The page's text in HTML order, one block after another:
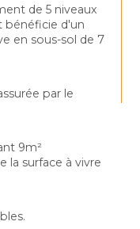
de 5 niveaux
bénéficie d'un
en sous-sol de 7
par le
9m²
la surface à vivre